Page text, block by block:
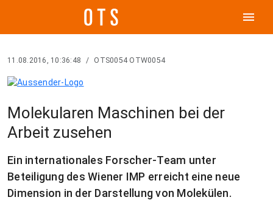
menu
11.08.2016, 10:36:48 / OTS0054 OTW0054
Molekularen Maschinen bei der
Arbeit zusehen
Ein internationales Forscher-Team unter
Beteiligung des Wiener IMP erreicht eine neue
Dimension in der Darstellung von Molekülen.